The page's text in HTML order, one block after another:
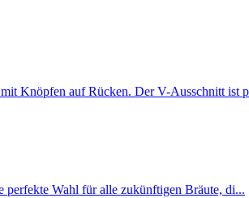
Knöpfen auf Rücken. Der V-Ausschnitt ist
Wahl für alle zukünftigen Bräute, di...